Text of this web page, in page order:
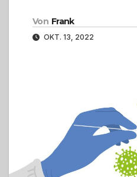
Von Frank
OKT. 13, 2022